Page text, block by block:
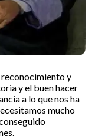
y
y el buen hacer
a lo que nos ha
mucho